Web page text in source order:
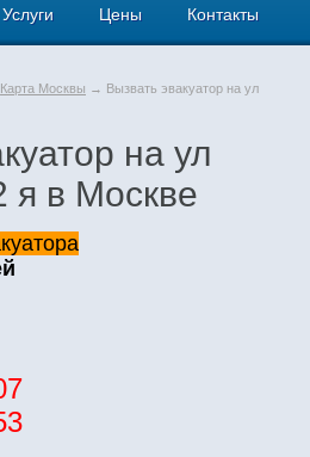
Услуги Цены Контакты
Карта Москвы → Вызвать эвакуатор на ул
на ул
я в Москве